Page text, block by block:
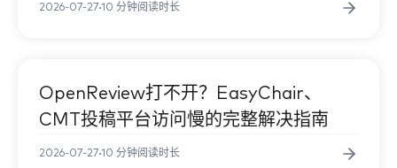
、Google
期刊投稿系
2026-07-27 10 分钟阅读时长
学术科研
OpenReview打不开？EasyChair、
CMT投稿平台访问慢的完整解决指南
2026-07-27 10 分钟阅读时长